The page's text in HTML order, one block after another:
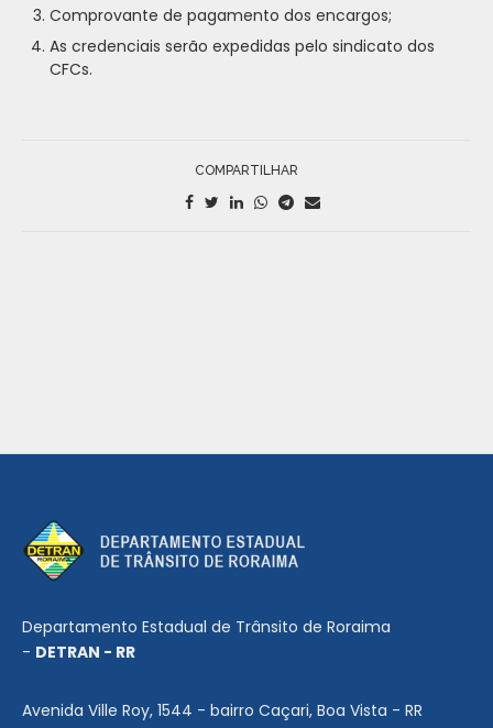
Comprovante de pagamento dos encargos;
As credenciais serão expedidas pelo sindicato dos
CFCs.
COMPARTILHAR
Departamento Estadual de Trânsito de Roraima
- DETRAN - RR
Avenida Ville Roy, 1544 - bairro Caçari, Boa Vista - RR